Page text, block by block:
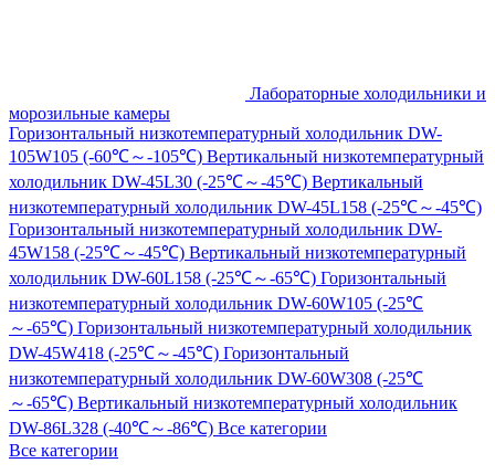
Лабораторные холодильники и
морозильные камеры
Горизонтальный низкотемпературный холодильник DW-
105W105 (-60℃～-105℃) Вертикальный низкотемпературный
холодильник DW-45L30 (-25℃～-45℃) Вертикальный
низкотемпературный холодильник DW-45L158 (-25℃～-45℃)
Горизонтальный низкотемпературный холодильник DW-
45W158 (-25℃～-45℃) Вертикальный низкотемпературный
холодильник DW-60L158 (-25℃～-65℃) Горизонтальный
низкотемпературный холодильник DW-60W105 (-25℃
～-65℃) Горизонтальный низкотемпературный холодильник
DW-45W418 (-25℃～-45℃) Горизонтальный
низкотемпературный холодильник DW-60W308 (-25℃
～-65℃) Вертикальный низкотемпературный холодильник
DW-86L328 (-40℃～-86℃) Все категории
Все категории